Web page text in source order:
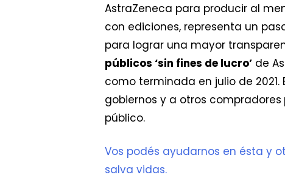
AstraZeneca para producir al
con ediciones, representa un
para lograr una mayor
públicos ‘sin fines de lucro’ de
como terminada en julio de
gobiernos y a otros compradores
público.
Vos podés ayudarnos en ésta y
salva vidas.